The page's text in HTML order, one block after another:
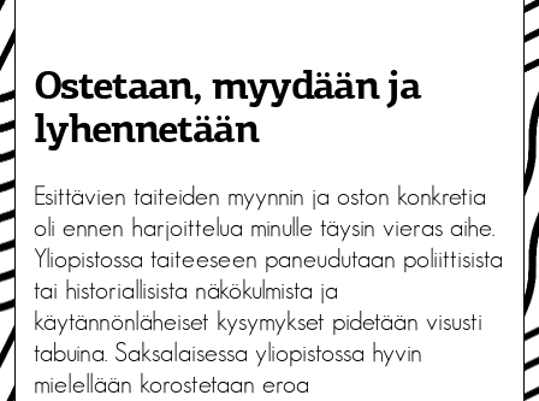
Ostetaan, myydään ja
lyhennetään
Esittävien taiteiden myynnin ja oston konkretia
oli ennen harjoittelua minulle täysin vieras aihe.
Yliopistossa taiteeseen paneudutaan poliittisista
tai historiallisista näkökulmista ja
käytännönläheiset kysymykset pidetään visusti
tabuina. Saksalaisessa yliopistossa hyvin
mielellään korostetaan eroa